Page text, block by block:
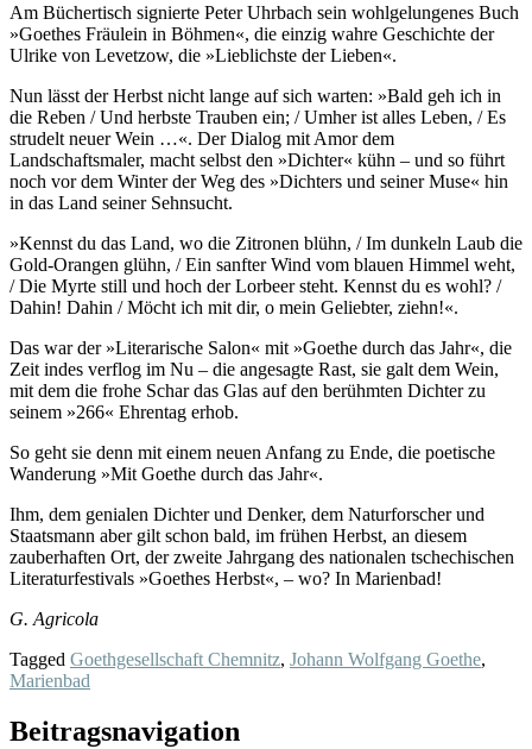
Am Büchertisch signierte Peter Uhrbach sein wohlgelungenes Buch
»Goethes Fräulein in Böhmen«, die einzig wahre Geschichte der
Ulrike von Levetzow, die »Lieblichste der Lieben«.
Nun lässt der Herbst nicht lange auf sich warten: »Bald geh ich in
die Reben / Und herbste Trauben ein; / Umher ist alles Leben, / Es
strudelt neuer Wein …«. Der Dialog mit Amor dem
Landschaftsmaler, macht selbst den »Dichter« kühn – und so führt
noch vor dem Winter der Weg des »Dichters und seiner Muse« hin
in das Land seiner Sehnsucht.
»Kennst du das Land, wo die Zitronen blühn, / Im dunkeln Laub die
Gold-Orangen glühn, / Ein sanfter Wind vom blauen Himmel weht,
/ Die Myrte still und hoch der Lorbeer steht. Kennst du es wohl? /
Dahin! Dahin / Möcht ich mit dir, o mein Geliebter, ziehn!«.
Das war der »Literarische Salon« mit »Goethe durch das Jahr«, die
Zeit indes verflog im Nu – die angesagte Rast, sie galt dem Wein,
mit dem die frohe Schar das Glas auf den berühmten Dichter zu
seinem »266« Ehrentag erhob.
So geht sie denn mit einem neuen Anfang zu Ende, die poetische
Wanderung »Mit Goethe durch das Jahr«.
Ihm, dem genialen Dichter und Denker, dem Naturforscher und
Staatsmann aber gilt schon bald, im frühen Herbst, an diesem
zauberhaften Ort, der zweite Jahrgang des nationalen tschechischen
Literaturfestivals »Goethes Herbst«, – wo? In Marienbad!
G. Agricola
Tagged Goethgesellschaft Chemnitz, Johann Wolfgang Goethe,
Marienbad
Beitragsnavigation